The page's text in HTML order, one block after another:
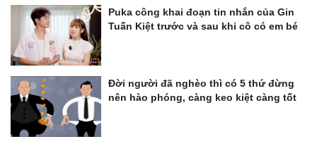
Puka công khai đoạn tin nhắn của Gin
Tuấn Kiệt trước và sau khi cô có em bé
Đời người đã nghèo thì có 5 thứ đừng
nên hào phóng, càng keo kiệt càng tốt